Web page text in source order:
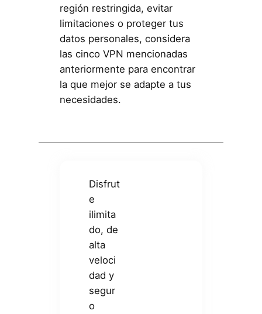
región restringida, evitar
limitaciones o proteger tus
datos personales, considera
las cinco VPN mencionadas
anteriormente para encontrar
la que mejor se adapte a tus
necesidades.
Disfrut
e
ilimita
do, de
alta
veloci
dad y
segur
o